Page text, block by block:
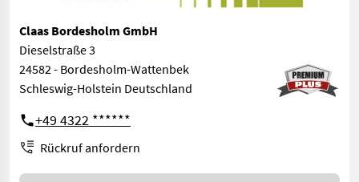
Claas Bordesholm GmbH
Dieselstraße 3
24582 - Bordesholm-Wattenbek
Schleswig-Holstein Deutschland
+49 4322 ******
Rückruf anfordern